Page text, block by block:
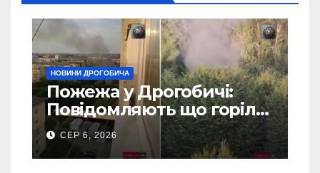
НОВИНИ ДРОГОБИЧА
Пожежа у Дрогобичі:
Повідомляють що горіло
5 гаражів (Відео)
СЕР 6, 2026